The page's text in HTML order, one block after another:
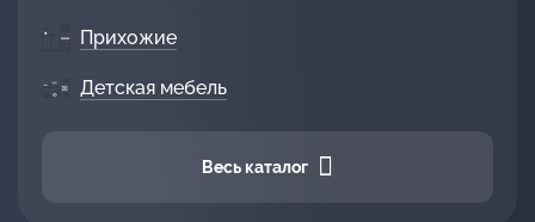
Прихожие
Детская мебель
Весь каталог